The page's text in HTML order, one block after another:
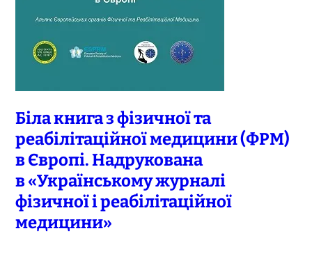
Біла книга з фізичної та
реабілітаційної медицини (ФРМ)
в Європі. Надрукована
в «Українському журналі
фізичної і реабілітаційної
медицини»